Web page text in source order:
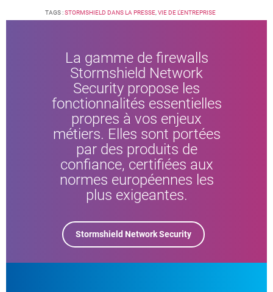
TAGS :STORMSHIELD DANS LA PRESSE VIE DE L'ENTREPRISE
La gamme de firewalls
Stormshield Network
Security propose les
fonctionnalités essentielles
propres à vos enjeux
métiers. Elles sont portées
par des produits de
confiance, certifiées aux
normes européennes les
plus exigeantes.
Stormshield Network Security